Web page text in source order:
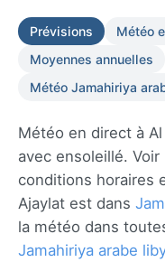
Prévisions Météo
Moyennes annuelles
Météo Jamahiriya
Météo en direct à
avec ensoleillé.
conditions horaires
Ajaylat est dans
la météo dans
Jamahiriya arabe